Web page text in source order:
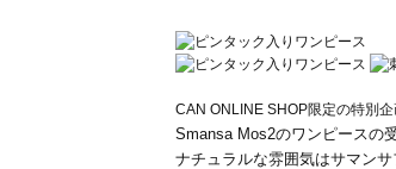
CAN ONLINE SHOP限定の特別企
Smansa Mos2のワンピースの
ナチュラルな雰囲気はサマンサ